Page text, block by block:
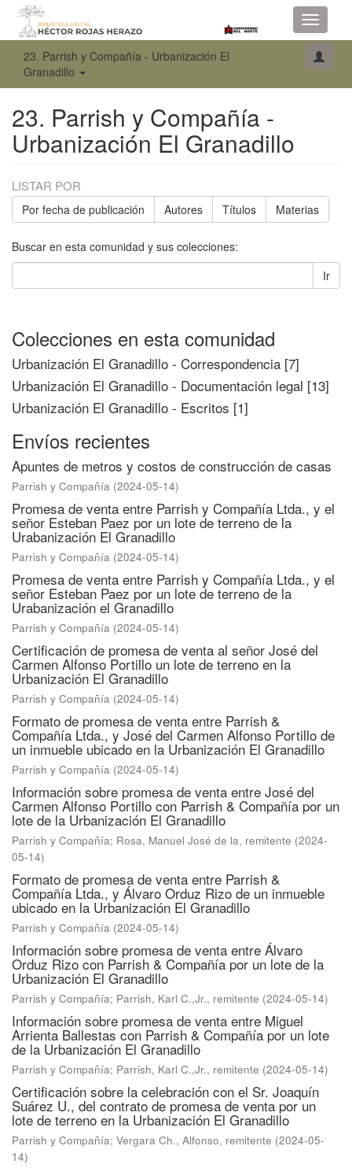
Toggle
23. Parrish y Compañía - Urbanización El
Granadillo
23. Parrish y Compañía -
Urbanización El Granadillo
LISTAR POR
Por fecha de publicación Autores Títulos Materias
Buscar en esta comunidad y sus colecciones:
Ir
Colecciones en esta comunidad
Urbanización El Granadillo - Correspondencia [7]
Urbanización El Granadillo - Documentación legal [13]
Urbanización El Granadillo - Escritos [1]
Envíos recientes
Apuntes de metros y costos de construcción de casas
Parrish y Compañía (2024-05-14)
Promesa de venta entre Parrish y Compañía Ltda., y el
señor Esteban Paez por un lote de terreno de la
Urabanización El Granadillo
Parrish y Compañía (2024-05-14)
Promesa de venta entre Parrish y Compañía Ltda., y el
señor Esteban Paez por un lote de terreno de la
Urabanización el Granadillo
Parrish y Compañía (2024-05-14)
Certificación de promesa de venta al señor José del
Carmen Alfonso Portillo un lote de terreno en la
Urbanización El Granadillo
Parrish y Compañía (2024-05-14)
Formato de promesa de venta entre Parrish &
Compañía Ltda., y José del Carmen Alfonso Portillo de
un inmueble ubicado en la Urbanización El Granadillo
Parrish y Compañía (2024-05-14)
Información sobre promesa de venta entre José del
Carmen Alfonso Portillo con Parrish & Compañía por un
lote de la Urbanización El Granadillo
Parrish y Compañía; Rosa, Manuel José de la, remitente (2024-
05-14)
Formato de promesa de venta entre Parrish &
Compañía Ltda., y Álvaro Orduz Rizo de un inmueble
ubicado en la Urbanización El Granadillo
Parrish y Compañía (2024-05-14)
Información sobre promesa de venta entre Álvaro
Orduz Rizo con Parrish & Compañía por un lote de la
Urbanización El Granadillo
Parrish y Compañía; Parrish, Karl C.,Jr., remitente (2024-05-14)
Información sobre promesa de venta entre Miguel
Arrienta Ballestas con Parrish & Compañía por un lote
de la Urbanización El Granadillo
Parrish y Compañía; Parrish, Karl C.,Jr., remitente (2024-05-14)
Certificación sobre la celebración con el Sr. Joaquín
Suárez U., del contrato de promesa de venta por un
lote de terreno en la Urbanización El Granadillo
Parrish y Compañía; Vergara Ch., Alfonso, remitente (2024-05-
14)